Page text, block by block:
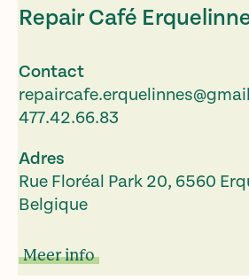
Repair Café
Contact
477.42.66.83
Adres
Rue Floréal Park 20, 6560
Belgique
Meer info